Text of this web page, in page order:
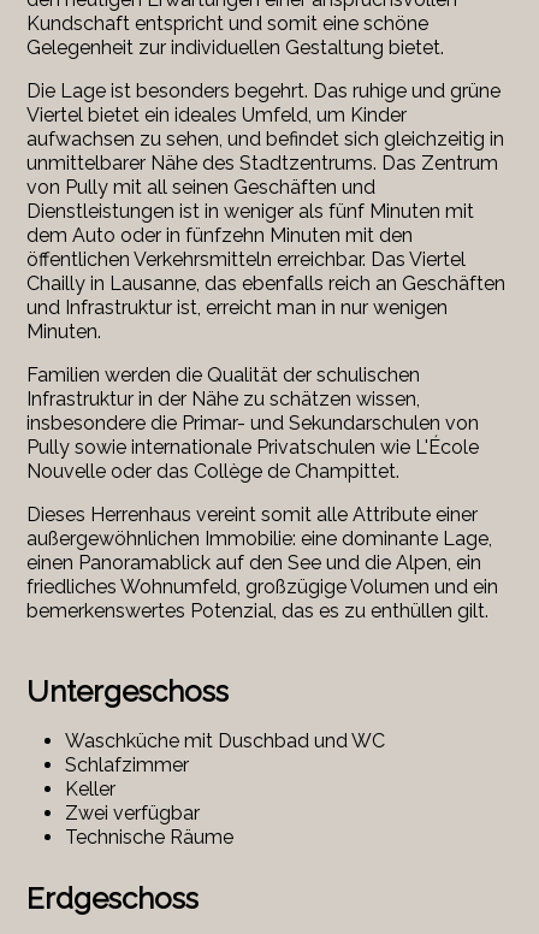
Kundschaft entspricht und somit eine schöne
Gelegenheit zur individuellen Gestaltung bietet.
Die Lage ist besonders begehrt. Das ruhige und grüne
Viertel bietet ein ideales Umfeld, um Kinder
aufwachsen zu sehen, und befindet sich gleichzeitig in
unmittelbarer Nähe des Stadtzentrums. Das Zentrum
von Pully mit all seinen Geschäften und
Dienstleistungen ist in weniger als fünf Minuten mit
dem Auto oder in fünfzehn Minuten mit den
öffentlichen Verkehrsmitteln erreichbar. Das Viertel
Chailly in Lausanne, das ebenfalls reich an Geschäften
und Infrastruktur ist, erreicht man in nur wenigen
Minuten.
Familien werden die Qualität der schulischen
Infrastruktur in der Nähe zu schätzen wissen,
insbesondere die Primar- und Sekundarschulen von
Pully sowie internationale Privatschulen wie L'École
Nouvelle oder das Collège de Champittet.
Dieses Herrenhaus vereint somit alle Attribute einer
außergewöhnlichen Immobilie: eine dominante Lage,
einen Panoramablick auf den See und die Alpen, ein
friedliches Wohnumfeld, großzügige Volumen und ein
bemerkenswertes Potenzial, das es zu enthüllen gilt.
Untergeschoss
Waschküche mit Duschbad und WC
Schlafzimmer
Keller
Zwei verfügbar
Technische Räume
Erdgeschoss